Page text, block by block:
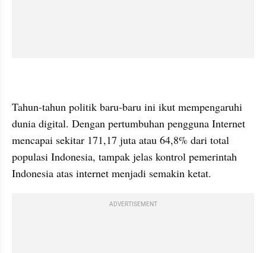
Tahun-tahun politik baru-baru ini ikut mempengaruhi
dunia digital. Dengan pertumbuhan pengguna Internet
mencapai sekitar 171,17 juta atau 64,8% dari total
populasi Indonesia, tampak jelas kontrol pemerintah
Indonesia atas internet menjadi semakin ketat.
ADVERTISEMENT